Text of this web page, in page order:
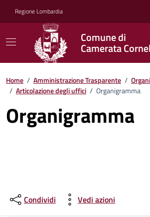
Regione Lombardia
Comune di
Camerata
Home / Amministrazione Trasparente /
/ Articolazione degli uffici / Organigramma
Organigramma
Condividi Vedi azioni